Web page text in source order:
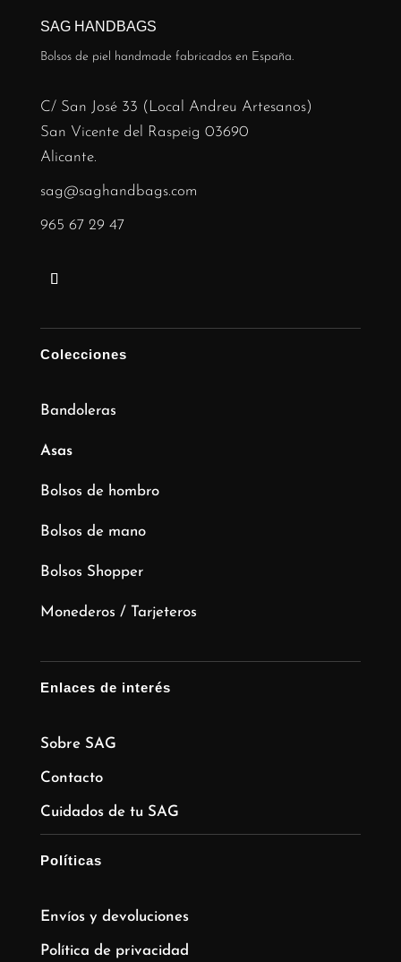
SAG HANDBAGS
Bolsos de piel handmade fabricados en España.
C/ San José 33 (Local Andreu Artesanos)
San Vicente del Raspeig 03690
Alicante.
sag@saghandbags.com
965 67 29 47
Colecciones
Bandoleras
Asas
Bolsos de hombro
Bolsos de mano
Bolsos Shopper
Monederos / Tarjeteros
Enlaces de interés
Sobre SAG
Contacto
Cuidados de tu SAG
Políticas
Envíos y devoluciones
Política de privacidad